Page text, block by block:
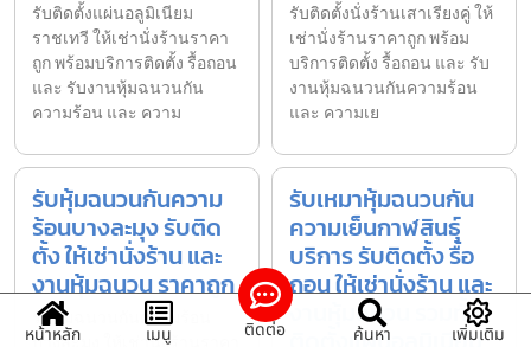
รับติดตั้งแผ่นอลูมิเนียม
ราชเทวี ให้เช่านั่งร้านราคา
ถูก พร้อมบริการติดตั้ง รื้อถอน
และ รับงานหุ้มฉนวนกัน
ความร้อน และ ความ
รับติดตั้งนั่งร้านเสาเรียงคู่ ให้
เช่านั่งร้านราคาถูก พร้อม
บริการติดตั้ง รื้อถอน และ รับ
งานหุ้มฉนวนกันความร้อน
และ ความเย
รับหุ้มฉนวนกันความ
ร้อนบางละมุง รับติด
ตั้ง ให้เช่านั่งร้าน และ
งานหุ้มฉนวน ราคาถูก
รับหุ้มฉนวนกันความร้อน
รับเหมาหุ้มฉนวนกัน
ความเย็นกาฬสินธุ์
บริการ รับติดตั้ง รื้อ
ถอน ให้เช่านั่งร้าน และ
งานหุ้มฉนวน รวมทั้ง
หน้าหลัก เมนู ติดต่อ ค้นหา เพิ่มเติม